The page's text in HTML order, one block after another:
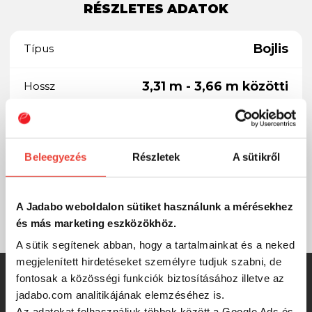
Beleegyezés Részletek A sütikről
A Jadabo weboldalon sütiket használunk a mérésekhez
és más marketing eszközökhöz.
A sütik segítenek abban, hogy a tartalmainkat és a neked
megjelenített hirdetéseket személyre tudjuk szabni, de
fontosak a közösségi funkciók biztosításához illetve az
jadabo.com analitikájának elemzéséhez is.
RÉSZLETES ADATOK
Típus Bojlis
Hossz 3,31 m - 3,66 m közötti
Súly 387 g
Szállítási hossz 157 cm
SZINTÉN KIVÁLÓAK